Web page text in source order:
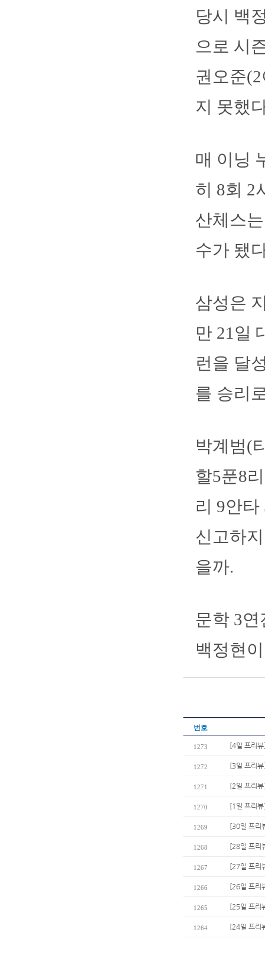
당시 백
으로 시
권오준
지 못했
매 이닝
히 8회 2
산체스
수가 됐
삼성은
만 21일
런을 달
를 승리
박계범(
할5푼8
리 9안
신고하
을까.
문학 3
백정현
번호
1273 [4일 프리
1272 [3일 프리
1271 [2일 프리
1270 [1일 프리
1269 [30일 프리
1268 [28일 프리
1267 [27일 프리
1266 [26일 프리
1265 [25일 프리
1264 [24일 프리